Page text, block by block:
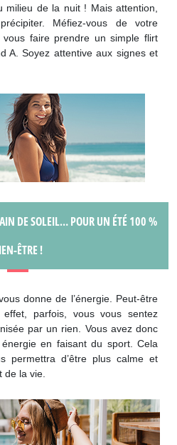
milieu de la nuit ! Mais attention,
Méfiez-vous de votre
faire prendre un simple flirt
A. Soyez attentive aux signes et
DE SOLEIL… POUR UN ÉTÉ 100 %
ÊTRE !
donne de l’énergie. Peut-être
parfois, vous vous sentez
par un rien. Vous avez donc
en faisant du sport. Cela
permettra d’être plus calme et
de la vie.